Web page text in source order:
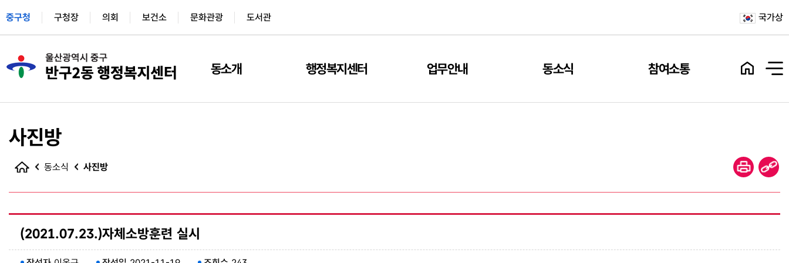
중구청 구청장 의회 보건소 문화관광 도서관 국가상
동소개 행정복지센터 업무안내 동소식 참여소통
사진방
동소식 사진방
(2021.07.23.)자체소방훈련 실시